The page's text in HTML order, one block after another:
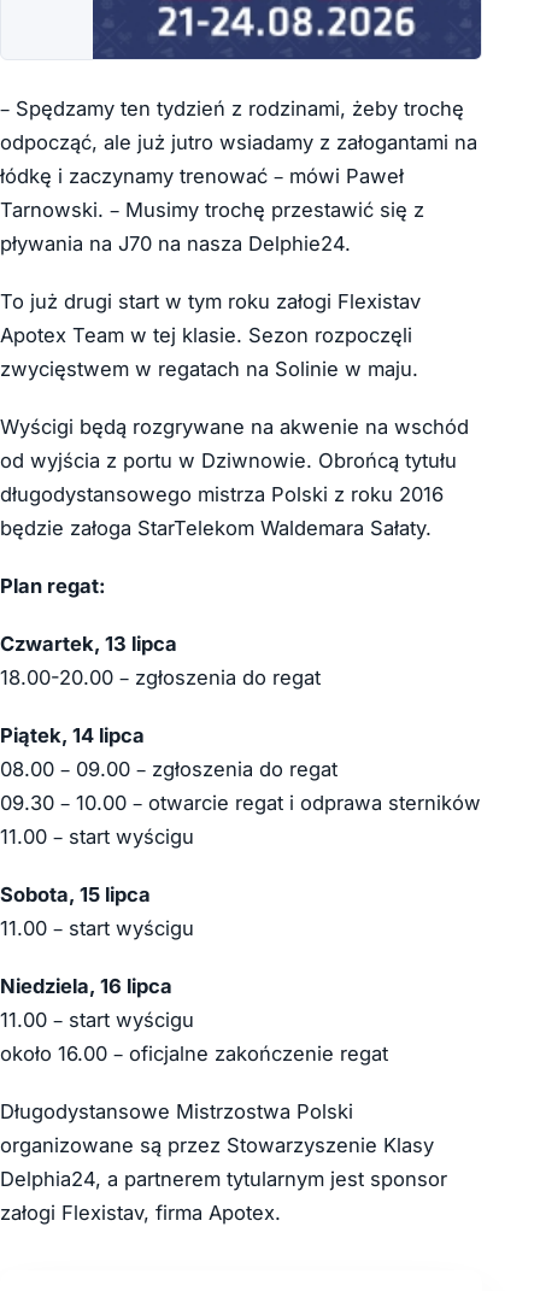
– Spędzamy ten tydzień z rodzinami, żeby trochę
odpocząć, ale już jutro wsiadamy z załogantami na
łódkę i zaczynamy trenować – mówi Paweł
Tarnowski. – Musimy trochę przestawić się z
pływania na J70 na nasza Delphie24.
To już drugi start w tym roku załogi Flexistav
Apotex Team w tej klasie. Sezon rozpoczęli
zwycięstwem w regatach na Solinie w maju.
Wyścigi będą rozgrywane na akwenie na wschód
od wyjścia z portu w Dziwnowie. Obrońcą tytułu
długodystansowego mistrza Polski z roku 2016
będzie załoga StarTelekom Waldemara Sałaty.
Plan regat:
Czwartek, 13 lipca
18.00-20.00 – zgłoszenia do regat
Piątek, 14 lipca
08.00 – 09.00 – zgłoszenia do regat
09.30 – 10.00 – otwarcie regat i odprawa sterników
11.00 – start wyścigu
Sobota, 15 lipca
11.00 – start wyścigu
Niedziela, 16 lipca
11.00 – start wyścigu
około 16.00 – oficjalne zakończenie regat
Długodystansowe Mistrzostwa Polski
organizowane są przez Stowarzyszenie Klasy
Delphia24, a partnerem tytularnym jest sponsor
załogi Flexistav, firma Apotex.